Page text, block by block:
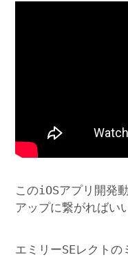
このiOSアプリ開発
アップに繋がればい
エミリーSEレクト